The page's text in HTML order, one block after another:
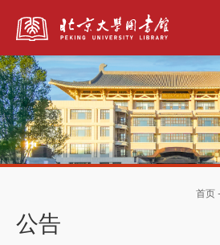
全部资源
首页 -
公告